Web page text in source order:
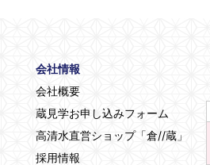
会社情報
会社概要
蔵見学お申し込みフォーム
高清水直営ショップ「倉//蔵」
採用情報